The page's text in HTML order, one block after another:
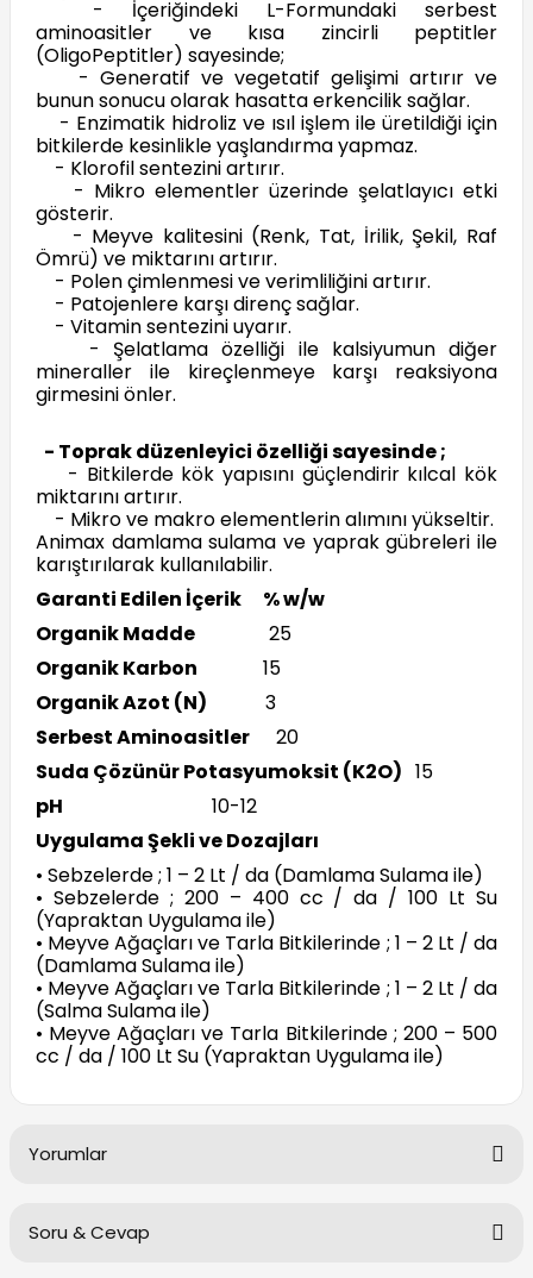
- İçeriğindeki L-Formundaki serbest
aminoasitler ve kısa zincirli peptitler
(OligoPeptitler) sayesinde;
- Generatif ve vegetatif gelişimi artırır ve
bunun sonucu olarak hasatta erkencilik sağlar.
- Enzimatik hidroliz ve ısıl işlem ile üretildiği için
bitkilerde kesinlikle yaşlandırma yapmaz.
- Klorofil sentezini artırır.
- Mikro elementler üzerinde şelatlayıcı etki
gösterir.
- Meyve kalitesini (Renk, Tat, İrilik, Şekil, Raf
Ömrü) ve miktarını artırır.
- Polen çimlenmesi ve verimliliğini artırır.
- Patojenlere karşı direnç sağlar.
- Vitamin sentezini uyarır.
- Şelatlama özelliği ile kalsiyumun diğer
mineraller ile kireçlenmeye karşı reaksiyona
girmesini önler.
- Toprak düzenleyici özelliği sayesinde ;
- Bitkilerde kök yapısını güçlendirir kılcal kök
miktarını artırır.
- Mikro ve makro elementlerin alımını yükseltir.
Animax damlama sulama ve yaprak gübreleri ile
karıştırılarak kullanılabilir.
Garanti Edilen İçerik % w/w
Organik Madde
25
Organik Karbon
15
Organik Azot (N)
3
Serbest Aminoasitler
20
Suda Çözünür Potasyumoksit (K2O) 15
pH
10-12
Uygulama Şekli ve Dozajları
• Sebzelerde ; 1 – 2 Lt / da (Damlama Sulama ile)
• Sebzelerde ; 200 – 400 cc / da / 100 Lt Su
(Yapraktan Uygulama ile)
• Meyve Ağaçları ve Tarla Bitkilerinde ; 1 – 2 Lt / da
(Damlama Sulama ile)
• Meyve Ağaçları ve Tarla Bitkilerinde ; 1 – 2 Lt / da
(Salma Sulama ile)
• Meyve Ağaçları ve Tarla Bitkilerinde ; 200 – 500
cc / da / 100 Lt Su (Yapraktan Uygulama ile)
Yorumlar
Soru & Cevap